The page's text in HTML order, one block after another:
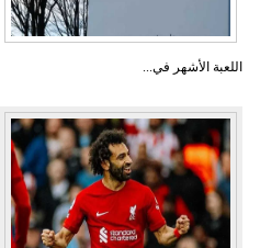
اللعبة الأشهر في...